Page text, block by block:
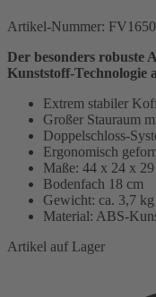
Artikel-Nummer:
Der besonders robuste
Kunststoff-Technologie
Extrem stabiler
Großer Stauraum
Doppelschloss-
Ergonomisch
Maße: 44 x 24 x
Bodenfach 18 cm
Gewicht: ca. 3,7 kg
Material: ABS-
Artikel auf Lager